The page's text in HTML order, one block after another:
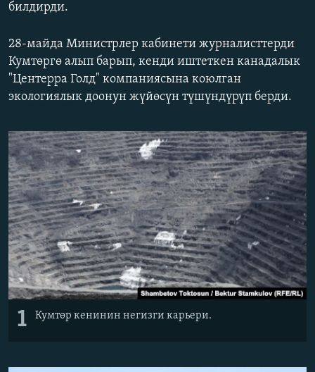
ЫҢГАЙСЫЗ СУРООЛОР
ЭЕ/АРнун бардык сайттары
билдирди.
28-майда Министрлер кабинети журналисттерди
Кумтөргө алып барып, кенди иштеткен канадалык
"Центерра Голд" компаниясына коюлган
экологиялык доонун жүйөсүн түшүндүрүп берди.
1 Кумтөр кенинин негизги карьери.